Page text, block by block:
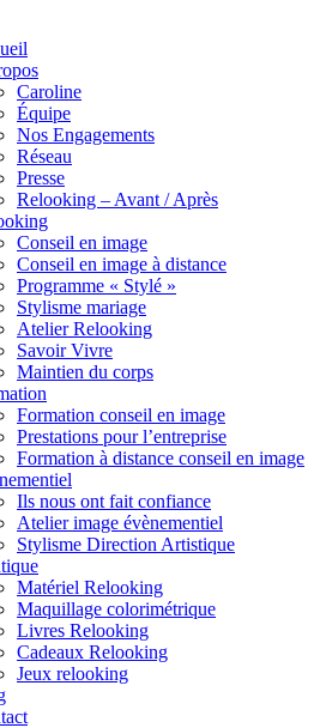
Caroline
Équipe
Nos Engagements
Réseau
Presse
Relooking – Avant / Après
Conseil en image
Conseil en image à distance
Programme « Stylé »
Stylisme mariage
Atelier Relooking
Savoir Vivre
Maintien du corps
Formation conseil en image
Prestations pour l’entreprise
Formation à distance conseil en image
Ils nous ont fait confiance
Atelier image évènementiel
Stylisme Direction Artistique
Matériel Relooking
Maquillage colorimétrique
Livres Relooking
Cadeaux Relooking
Jeux relooking